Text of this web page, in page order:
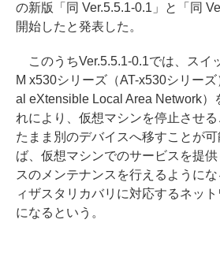
の新版「同 Ver.5.5.1-0.1」と「同
開始したと発表した。
このうちVer.5.5.1-0.1では、スイ
M x530シリーズ（AT-x530シリー
al eXtensible Local Area Network）
れにより、仮想マシンを停止させ
たまま別のデバイスへ移すことが
ば、仮想マシンでのサービスを提
スのメンテナンスを行えるように
ィザスタリカバリに対応するネッ
になるという。